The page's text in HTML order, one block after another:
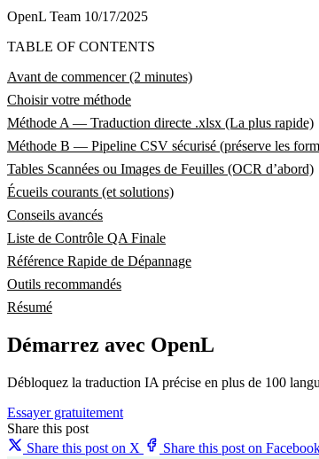
OpenL Team 10/17/2025
TABLE OF CONTENTS
Avant de commencer (2 minutes)
Choisir votre méthode
Méthode A — Traduction directe .xlsx (La plus rapide)
Méthode B — Pipeline CSV sécurisé (préserve les
Tables Scannées ou Images de Feuilles (OCR d’abord)
Écueils courants (et solutions)
Conseils avancés
Liste de Contrôle QA Finale
Référence Rapide de Dépannage
Outils recommandés
Résumé
Démarrez avec OpenL
Débloquez la traduction IA précise en plus de 100
Essayer gratuitement
Share this post
Share this post on X
Share this post on